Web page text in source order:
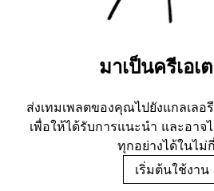
มาเป็นครีเอเ
ส่งเทมเพลตของคุณไปยังแกลเลอ
เพื่อให้ได้รับการแนะนำ และอา
ทุกอย่างได้ในไม่
เริ่มต้นใช้งาน